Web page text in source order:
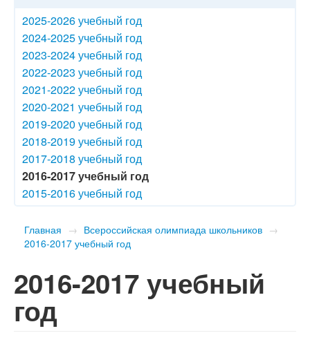
2025-2026 учебный год
2024-2025 учебный год
2023-2024 учебный год
2022-2023 учебный год
2021-2022 учебный год
2020-2021 учебный год
2019-2020 учебный год
2018-2019 учебный год
2017-2018 учебный год
2016-2017 учебный год
2015-2016 учебный год
Главная → Всероссийская олимпиада школьников →
2016-2017 учебный год
2016-2017 учебный
год